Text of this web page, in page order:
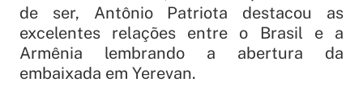
de ser, Antônio Patriota destacou as
excelentes relações entre o Brasil e a
Armênia lembrando a abertura da
embaixada em Yerevan.